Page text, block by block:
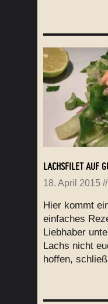
LACHSFILET AUF
18. April 2015
Hier kommt
einfaches
Liebhaber
Lachs nicht
hoffen,